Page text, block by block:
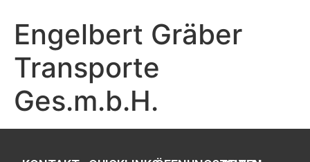
Engelbert Gräber
Transporte
Ges.m.b.H.